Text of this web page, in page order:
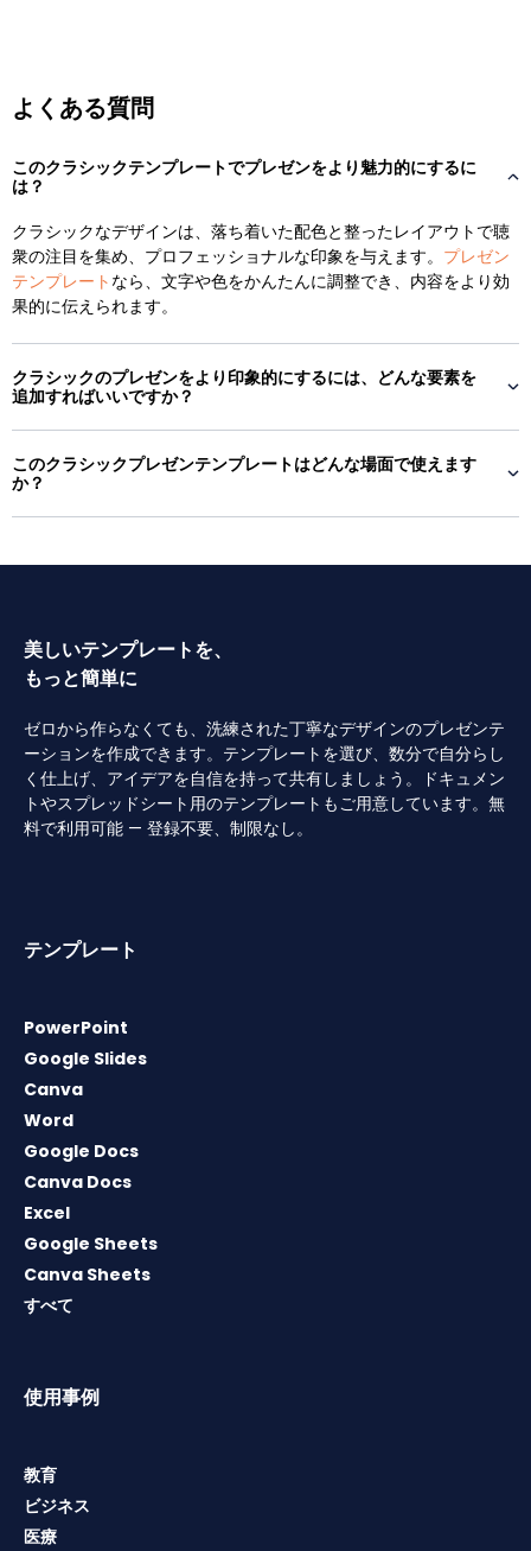
よくある質問
このクラシックテンプレートでプレゼンをより魅力的にするに
は？
クラシックなデザインは、落ち着いた配色と整ったレイアウトで聴
衆の注目を集め、プロフェッショナルな印象を与えます。 プレゼン
テンプレート なら、文字や色をかんたんに調整でき、内容をより効
果的に伝えられます。
クラシックのプレゼンをより印象的にするには、どんな要素を
追加すればいいですか？
このクラシックプレゼンテンプレートはどんな場面で使えます
か？
美しいテンプレートを、
もっと簡単に
ゼロから作らなくても、洗練された丁寧なデザインのプレゼンテ
ーションを作成できます。テンプレートを選び、数分で自分らし
く仕上げ、アイデアを自信を持って共有しましょう。ドキュメン
トやスプレッドシート用のテンプレートもご用意しています。無
料で利用可能 — 登録不要、制限なし。
テンプレート
PowerPoint
Google Slides
Canva
Word
Google Docs
Canva Docs
Excel
Google Sheets
Canva Sheets
すべて
使用事例
教育
ビジネス
医療